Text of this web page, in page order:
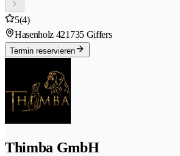
5(4)
Hasenholz 421735 Giffers
Termin reservieren
Thimba GmbH